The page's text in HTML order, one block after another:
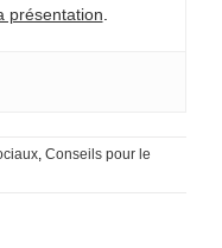
présentation.
, Conseils pour le